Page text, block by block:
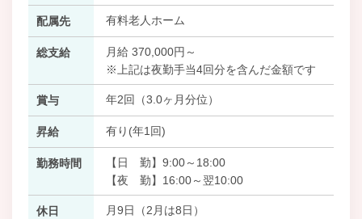
配属先 有料老人ホーム
総支給
月給 370,000円～
※上記は夜勤手当4回分を含んだ金額です
賞与 年2回（3.0ヶ月分位）
昇給 有り(年1回)
勤務時間
【日 勤】9:00～18:00
【夜 勤】16:00～翌10:00
休日 月9日（2月は8日）